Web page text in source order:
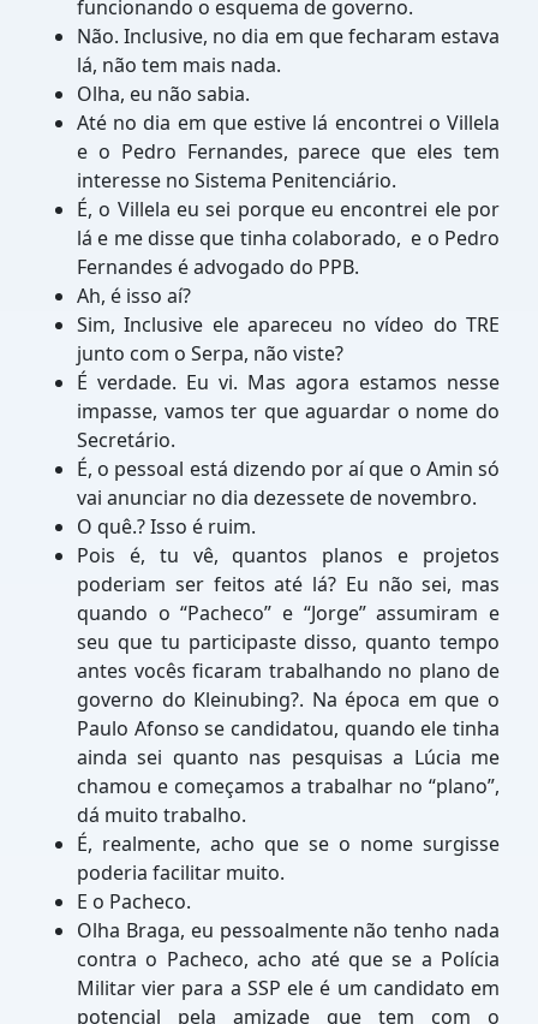
funcionando o esquema de governo.
Não. Inclusive, no dia em que fecharam estava
lá, não tem mais nada.
Olha, eu não sabia.
Até no dia em que estive lá encontrei o Villela
e o Pedro Fernandes, parece que eles tem
interesse no Sistema Penitenciário.
É, o Villela eu sei porque eu encontrei ele por
lá e me disse que tinha colaborado, e o Pedro
Fernandes é advogado do PPB.
Ah, é isso aí?
Sim, Inclusive ele apareceu no vídeo do TRE
junto com o Serpa, não viste?
É verdade. Eu vi. Mas agora estamos nesse
impasse, vamos ter que aguardar o nome do
Secretário.
É, o pessoal está dizendo por aí que o Amin só
vai anunciar no dia dezessete de novembro.
O quê.? Isso é ruim.
Pois é, tu vê, quantos planos e projetos
poderiam ser feitos até lá? Eu não sei, mas
quando o “Pacheco” e “Jorge” assumiram e
seu que tu participaste disso, quanto tempo
antes vocês ficaram trabalhando no plano de
governo do Kleinubing?. Na época em que o
Paulo Afonso se candidatou, quando ele tinha
ainda sei quanto nas pesquisas a Lúcia me
chamou e começamos a trabalhar no “plano”,
dá muito trabalho.
É, realmente, acho que se o nome surgisse
poderia facilitar muito.
E o Pacheco.
Olha Braga, eu pessoalmente não tenho nada
contra o Pacheco, acho até que se a Polícia
Militar vier para a SSP ele é um candidato em
potencial pela amizade que tem com o